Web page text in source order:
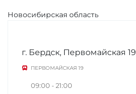
Новосибирская область
г. Бердск, Первомайская 19
ПЕРВОМАЙСКАЯ 19
09:00 - 21:00